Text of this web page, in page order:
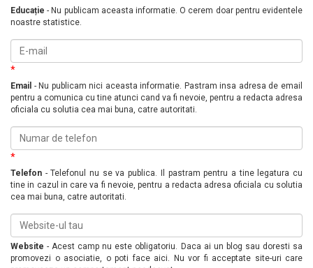
Educație - Nu publicam aceasta informatie. O cerem doar pentru evidentele
noastre statistice.
*
Email - Nu publicam nici aceasta informatie. Pastram insa adresa de email
pentru a comunica cu tine atunci cand va fi nevoie, pentru a redacta adresa
oficiala cu solutia cea mai buna, catre autoritati.
*
Telefon - Telefonul nu se va publica. Il pastram pentru a tine legatura cu
tine in cazul in care va fi nevoie, pentru a redacta adresa oficiala cu solutia
cea mai buna, catre autoritati.
Website - Acest camp nu este obligatoriu. Daca ai un blog sau doresti sa
promovezi o asociatie, o poti face aici. Nu vor fi acceptate site-uri care